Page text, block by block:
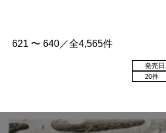
621 〜 640／全4,565件
20件